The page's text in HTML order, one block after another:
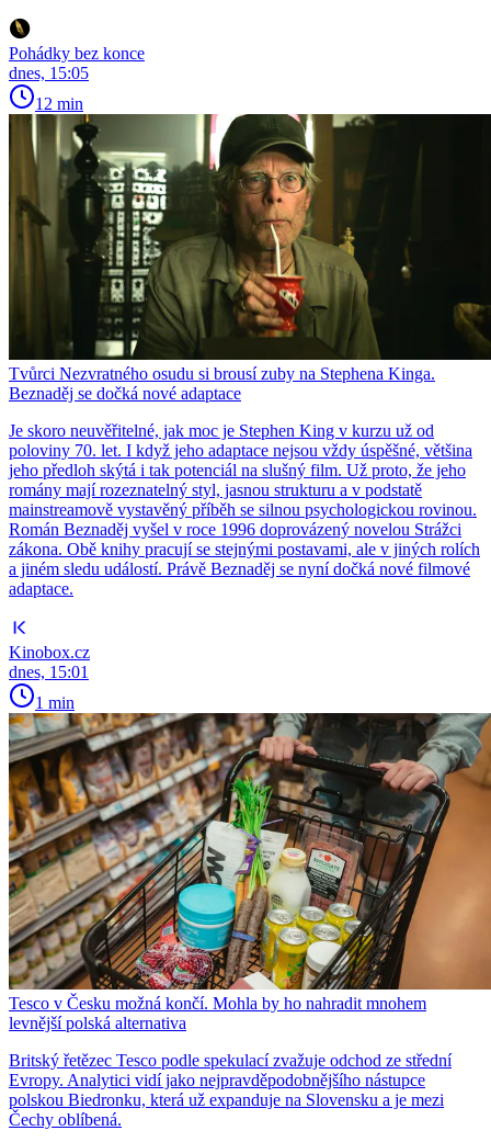
Pohádky bez konce
dnes, 15:05
12 min
Tvůrci Nezvratného osudu si brousí zuby na Stephena Kinga.
Beznaděj se dočká nové adaptace
Je skoro neuvěřitelné, jak moc je Stephen King v kurzu už od
poloviny 70. let. I když jeho adaptace nejsou vždy úspěšné, většina
jeho předloh skýtá i tak potenciál na slušný film. Už proto, že jeho
romány mají rozeznatelný styl, jasnou strukturu a v podstatě
mainstreamově vystavěný příběh se silnou psychologickou rovinou.
Román Beznaděj vyšel v roce 1996 doprovázený novelou Strážci
zákona. Obě knihy pracují se stejnými postavami, ale v jiných rolích
a jiném sledu událostí. Právě Beznaděj se nyní dočká nové filmové
adaptace.
Kinobox.cz
dnes, 15:01
1 min
Tesco v Česku možná končí. Mohla by ho nahradit mnohem
levnější polská alternativa
Britský řetězec Tesco podle spekulací zvažuje odchod ze střední
Evropy. Analytici vidí jako nejpravděpodobnějšího nástupce
polskou Biedronku, která už expanduje na Slovensku a je mezi
Čechy oblíbená.